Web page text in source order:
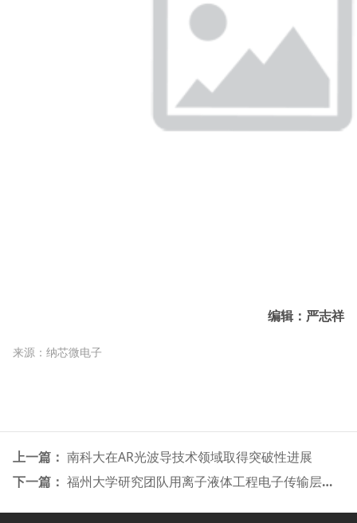
编辑：严志祥
来源：纳芯微电子
上一篇： 南科大在AR光波导技术领域取得突破性进展
下一篇： 福州大学研究团队用离子液体工程电子传输层实现高性能量子点LED